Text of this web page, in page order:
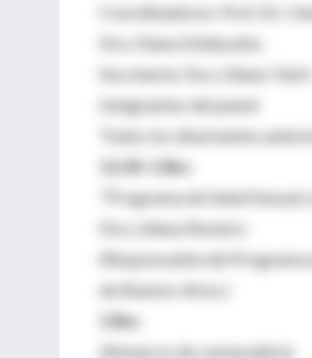
Coordinadores: Prof. Dr.
Dra. Diana DellaLatta
Secretaria: Dra. Liliana Taich
Integrantes del panel:
Todos los disertantes
12.45-13hs:
"Programa de Salud
Dra. Liliana Romero
(Responsable del
de Buenos Aires.)
13hs:
Almuerzo de camaradería